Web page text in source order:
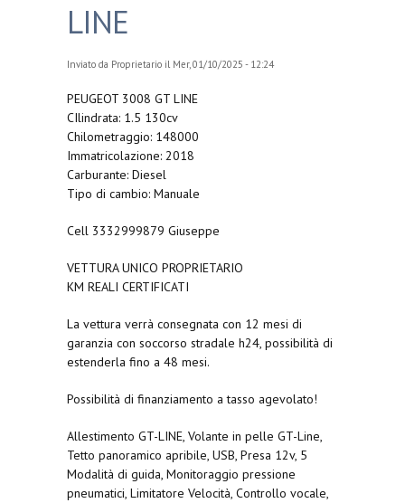
LINE
Inviato da Proprietario il Mer, 01/10/2025 - 12:24
PEUGEOT 3008 GT LINE
CIlindrata: 1.5 130cv
Chilometraggio: 148000
Immatricolazione: 2018
Carburante: Diesel
Tipo di cambio: Manuale
Cell 3332999879 Giuseppe
VETTURA UNICO PROPRIETARIO
KM REALI CERTIFICATI
La vettura verrà consegnata con 12 mesi di
garanzia con soccorso stradale h24, possibilità di
estenderla fino a 48 mesi.
Possibilità di finanziamento a tasso agevolato!
Allestimento GT-LINE, Volante in pelle GT-Line,
Tetto panoramico apribile, USB, Presa 12v, 5
Modalità di guida, Monitoraggio pressione
pneumatici, Limitatore Velocità, Controllo vocale,